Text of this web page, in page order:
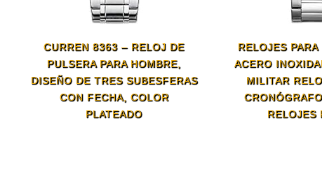
CURREN 8363 – RELOJ DE
PULSERA PARA HOMBRE,
DISEÑO DE TRES SUBESFERAS
CON FECHA, COLOR
PLATEADO
RELOJES
ACERO
MILITAR
RELOJES